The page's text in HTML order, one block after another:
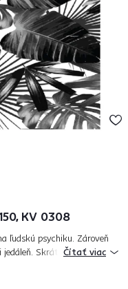
KV 0308
ľudskú psychiku. Zároveň
Skrátka ktorúkoľvek
Čítať viac